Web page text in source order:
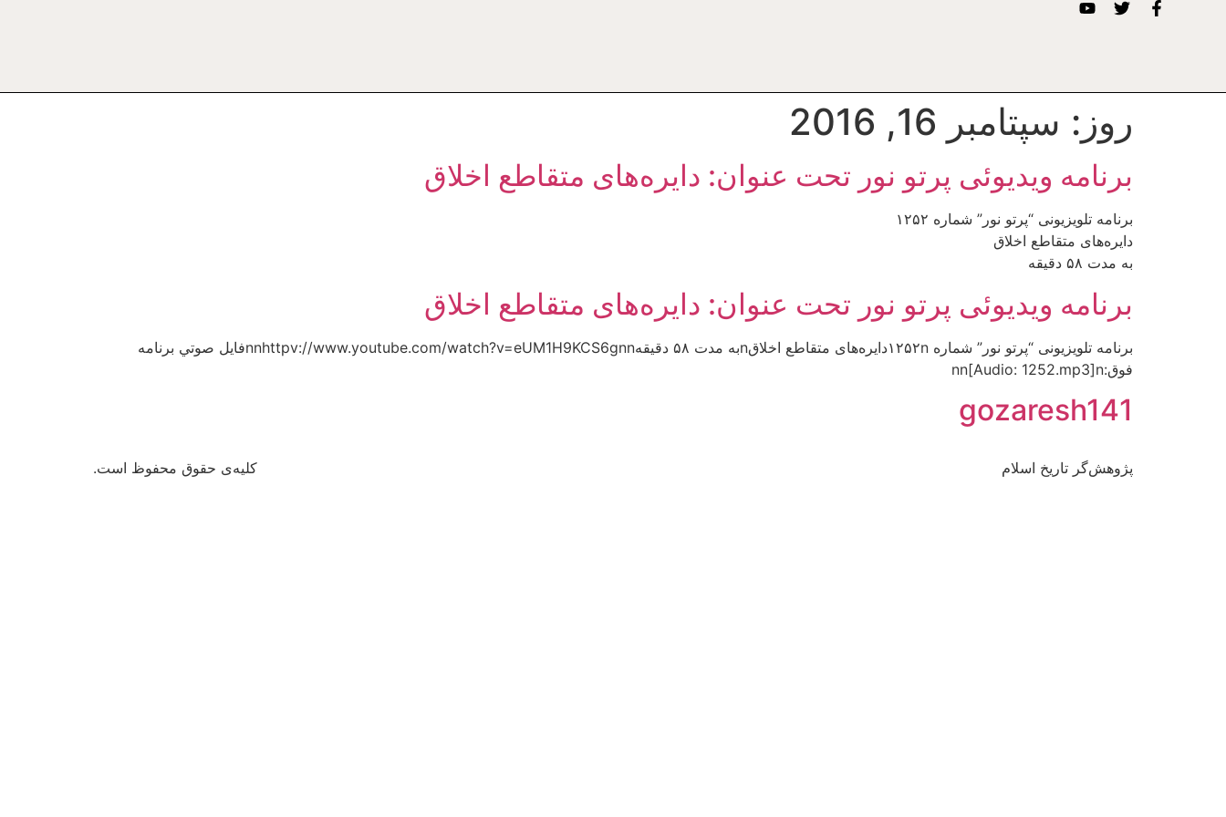
روز: سپتامبر 16, 2016
برنامه ویدیوئى پرتو نور تحت عنوان: دايره‌هاى متقاطع اخلاق
برنامه تلويزيونى “پرتو نور” شماره ۱۲۵۲
دايره‌هاى متقاطع اخلاق
به مدت ۵۸ دقيقه
برنامه ویدیوئى پرتو نور تحت عنوان: دايره‌هاى متقاطع اخلاق
برنامه تلويزيونى “پرتو نور” شماره ۱۲۵۲nدايره‌هاى متقاطع اخلاقnبه مدت ۵۸ دقيقهnnhttpv://www.youtube.com/watch?v=eUM1H9KCS6gnnفايل صوتي برنامه
فوق:nn[Audio: 1252.mp3]n
gozaresh141
پژوهش‌گر تاریخ اسلام کلیه‌ی حقوق محفوظ است.